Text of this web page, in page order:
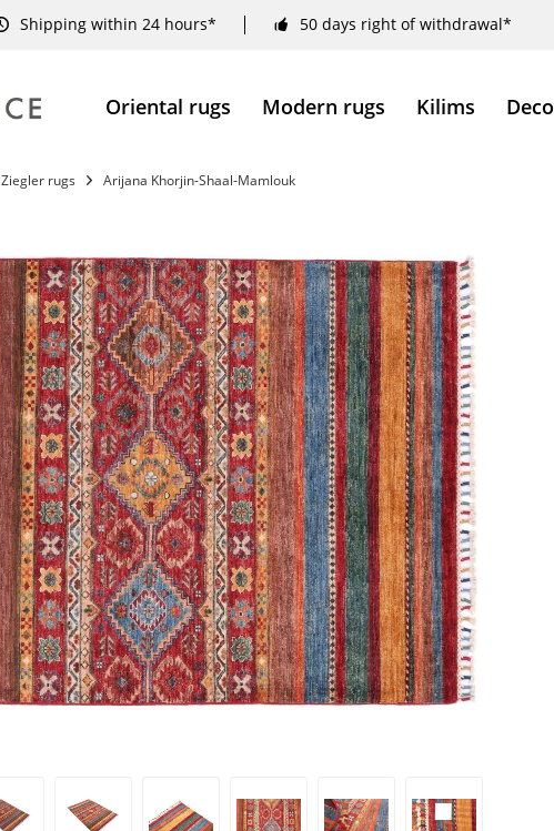
Shipping within 24 hours* 50 days right of withdrawal*
Oriental rugs Modern rugs Kilims Deco
Ziegler rugs Arijana Khorjin-Shaal-Mamlouk